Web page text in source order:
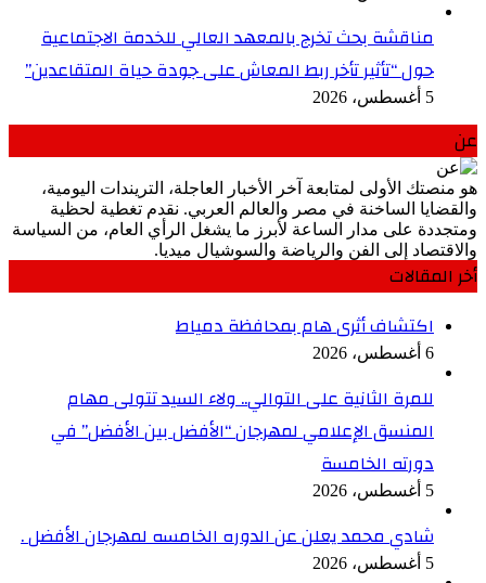
مناقشة بحث تخرج بالمعهد العالي للخدمة الاجتماعية
حول “تأثير تأخر ربط المعاش على جودة حياة المتقاعدين”
5 أغسطس، 2026
عن
هو منصتك الأولى لمتابعة آخر الأخبار العاجلة، التريندات اليومية،
والقضايا الساخنة في مصر والعالم العربي. نقدم تغطية لحظية
ومتجددة على مدار الساعة لأبرز ما يشغل الرأي العام، من السياسة
والاقتصاد إلى الفن والرياضة والسوشيال ميديا.
أخر المقالات
اكتشاف أثرى هام بمحافظة دمياط
6 أغسطس، 2026
للمرة الثانية على التوالي.. ولاء السيد تتولى مهام
المنسق الإعلامي لمهرجان “الأفضل بين الأفضل” في
دورته الخامسة
5 أغسطس، 2026
شادي محمد يعلن عن الدوره الخامسه لمهرجان الأفضل .
5 أغسطس، 2026